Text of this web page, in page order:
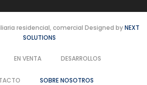
residencial, comercial Designed byNEXT
SOLUTIONS
EN VENTA DESARROLLOS
SOBRE NOSOTROS